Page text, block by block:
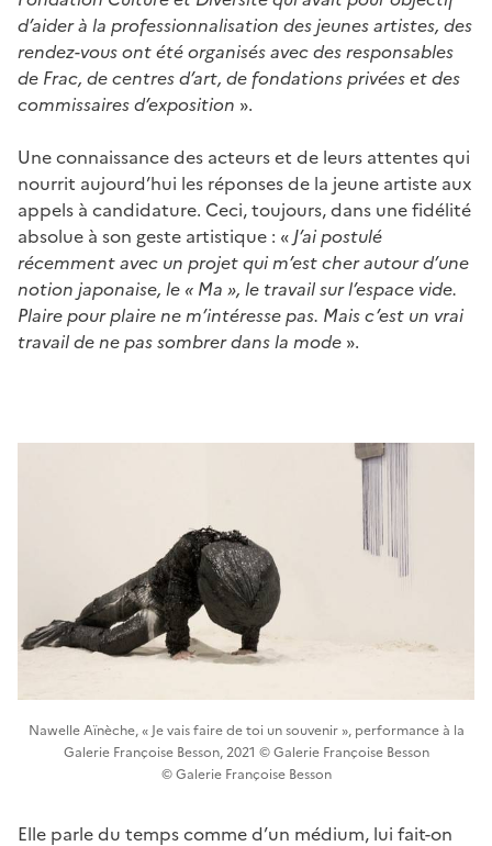
d’aider à la professionnalisation des jeunes artistes, des
rendez-vous ont été organisés avec des responsables
de Frac, de centres d’art, de fondations privées et des
commissaires d’exposition ».
Une connaissance des acteurs et de leurs attentes qui
nourrit aujourd’hui les réponses de la jeune artiste aux
appels à candidature. Ceci, toujours, dans une fidélité
absolue à son geste artistique : « J’ai postulé
récemment avec un projet qui m’est cher autour d’une
notion japonaise, le « Ma », le travail sur l’espace vide.
Plaire pour plaire ne m’intéresse pas. Mais c’est un vrai
travail de ne pas sombrer dans la mode ».
Nawelle Aïnèche, « Je vais faire de toi un souvenir », performance à la
Galerie Françoise Besson, 2021 © Galerie Françoise Besson
© Galerie Françoise Besson
Elle parle du temps comme d’un médium, lui fait-on